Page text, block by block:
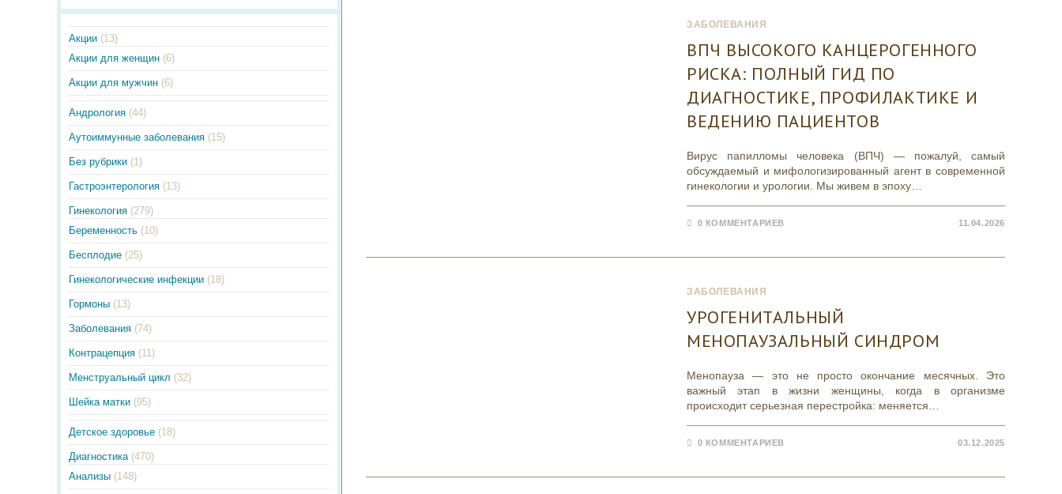
ЗАБОЛЕВАНИЯ
ВПЧ ВЫСОКОГО КАНЦЕРОГЕННОГО
РИСКА: ПОЛНЫЙ ГИД ПО
ДИАГНОСТИКЕ, ПРОФИЛАКТИКЕ И
ВЕДЕНИЮ ПАЦИЕНТОВ
Вирус папилломы человека (ВПЧ) — пожалуй, самый
обсуждаемый и мифологизированный агент в современной
гинекологии и урологии. Мы живем в эпоху…
0 КОММЕНТАРИЕВ 11.04.2026
ЗАБОЛЕВАНИЯ
УРОГЕНИТАЛЬНЫЙ
МЕНОПАУЗАЛЬНЫЙ СИНДРОМ
Менопауза — это не просто окончание месячных. Это
важный этап в жизни женщины, когда в организме
происходит серьезная перестройка: меняется…
0 КОММЕНТАРИЕВ 03.12.2025
Акции (13)
Акции для женщин (6)
Акции для мужчин (6)
Андрология (44)
Аутоиммунные заболевания (15)
Без рубрики (1)
Гастроэнтерология (13)
Гинекология (279)
Беременность (10)
Бесплодие (25)
Гинекологические инфекции (18)
Гормоны (13)
Заболевания (74)
Контрацепция (11)
Менструальный цикл (32)
Шейка матки (95)
Детское здоровье (18)
Диагностика (470)
Анализы (148)